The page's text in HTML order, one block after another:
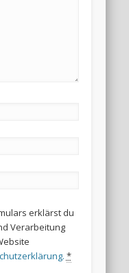
erklärst du
Verarbeitung
*